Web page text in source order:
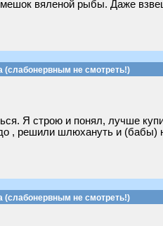
вяленой рыбы. Даже
(слабонервным не смотреть!)
Я строю и понял, лучше
, решили шлюхануть и (бабы)
(слабонервным не смотреть!)